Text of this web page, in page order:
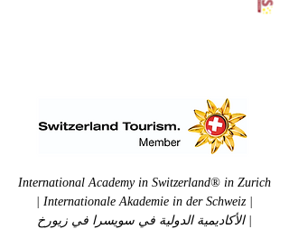
International Academy in Switzerland® in Zurich
| Internationale Akademie in der Schweiz |
الأكاديمية الدولية في سويسرا في زيورخ |